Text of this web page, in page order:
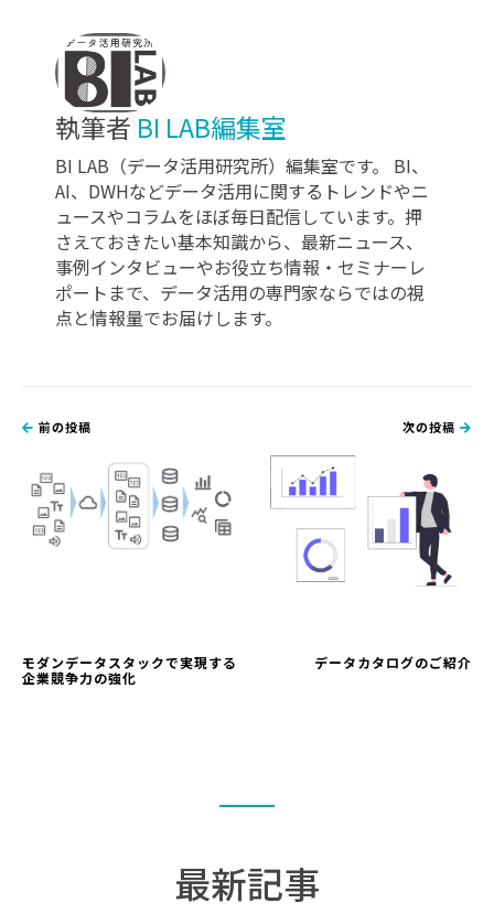
執筆者 BI LAB編集室
BI LAB（データ活用研究所）編集室です。 BI、
AI、DWHなどデータ活用に関するトレンドやニ
ュースやコラムをほぼ毎日配信しています。押
さえておきたい基本知識から、最新ニュース、
事例インタビューやお役立ち情報・セミナーレ
ポートまで、データ活用の専門家ならではの視
点と情報量でお届けします。
前の投稿
モダンデータスタックで実現する
企業競争力の強化
次の投稿
データカタログのご紹介
最新記事